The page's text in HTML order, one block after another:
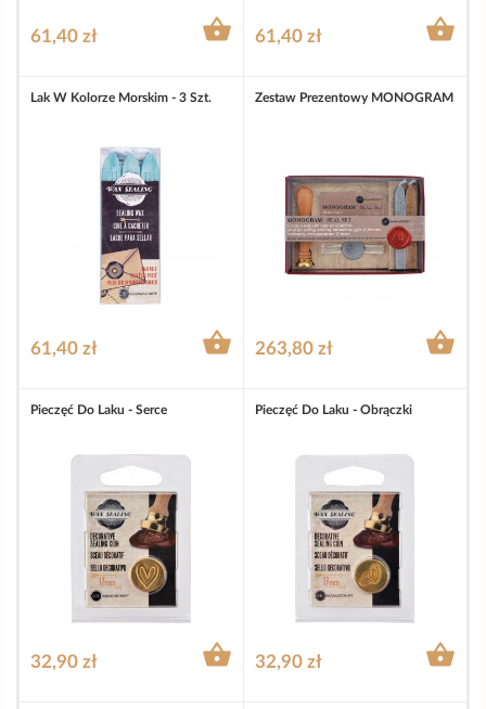
61,40 zł  61,40 zł 
Lak W Kolorze Morskim - 3 Szt.
61,40 zł 
Zestaw Prezentowy MONOGRAM
263,80 zł 
Pieczęć Do Laku - Serce
32,90 zł 
Pieczęć Do Laku - Obrączki
32,90 zł 